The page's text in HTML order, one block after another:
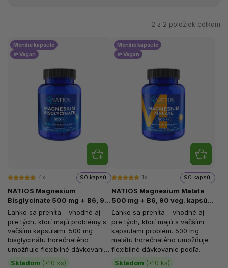
2 z 2 položiek celkom
Menšie kapsule
🌱 Vegan
NATIOS Magnesium
Bisglycinate 500 mg + B6, 90
veg. kapsúl, (elem. horčík 100
4x
Skladom (>10 ks)
90 kapsúl
Ľahko sa prehĺta – vhodné aj
pre tých, ktorí majú problémy s
väčšími kapsulami. 500 mg
bisglycinátu horečnatého
umožňuje flexibilné dávkovanie
podľa aktuálneho príjmu z...
Menšie kapsule
🌱 Vegan
NATIOS Magnesium Malate
500 mg + B6, 90 veg. kapsúl,
(elem. horčík 85 mg)
1x
Skladom (>10 ks)
90 kapsúl
Ľahko sa prehĺta – vhodné aj
pre tých, ktorí majú s väčšími
kapsulami problém. 500 mg
malátu horečnatého umožňuje
flexibilné dávkovanie podľa
aktuálneho príjmu zo stravy....